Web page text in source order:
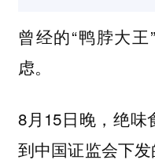
曾经的“鸭脖大
虑。
8月15日晚，绝味
到中国证监会下